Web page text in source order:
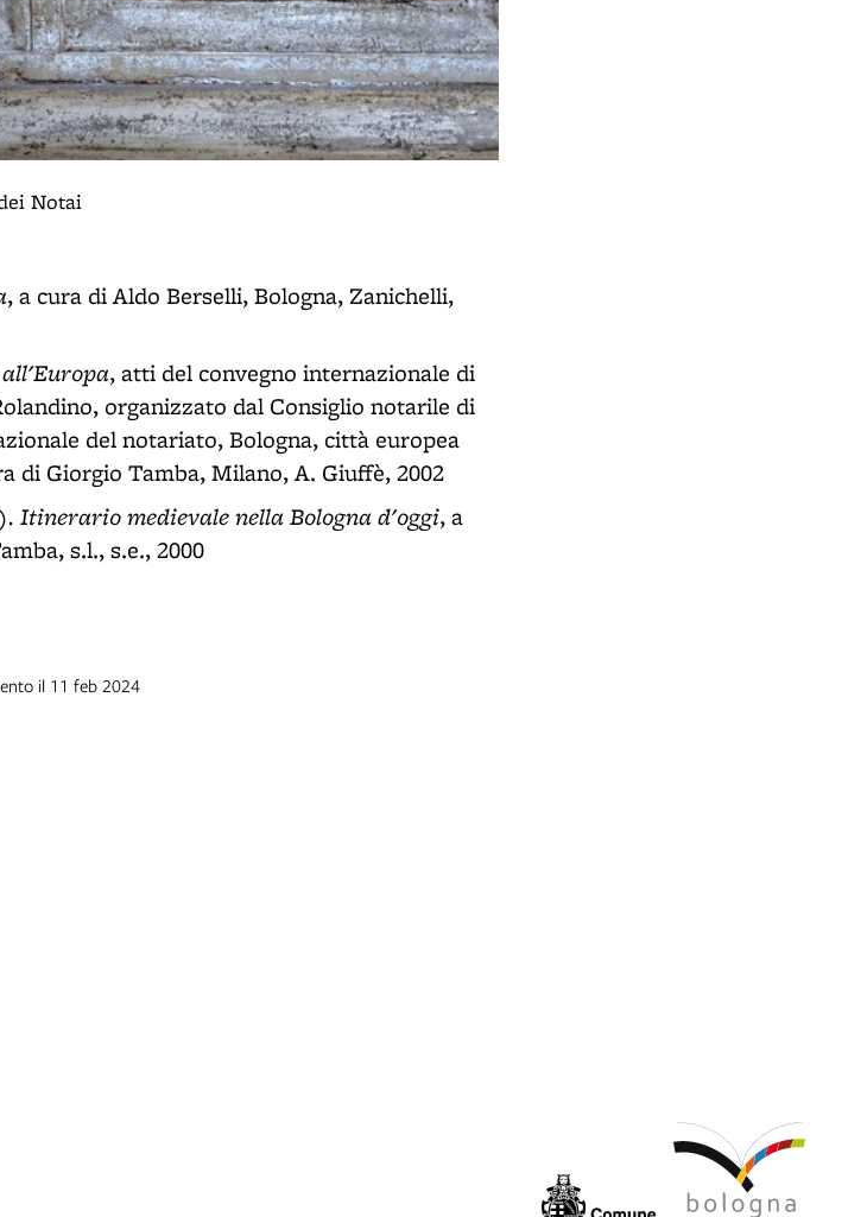
Notai
, a cura di Aldo Berselli, Bologna, Zanichelli,
, atti del convegno internazionale di
organizzato dal Consiglio notarile di
del notariato, Bologna, città europea
di Giorgio Tamba, Milano, A. Giuffè, 2002
Itinerario medievale nella Bologna d'oggi, a
s.l., s.e., 2000
il 11 feb 2024